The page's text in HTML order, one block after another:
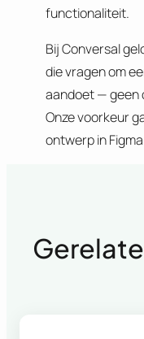
functionaliteit.
Bij Conversal
die vragen om
aandoet — geen
Onze voorkeur
ontwerp in